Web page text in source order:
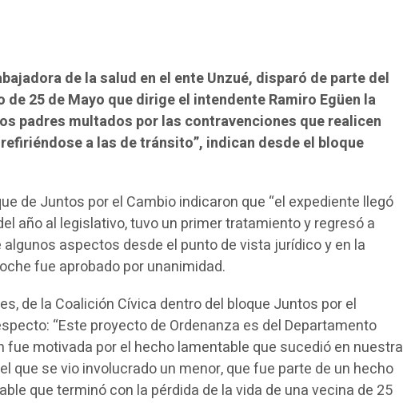
de la salud en el ente Unzué, disparó de parte del
de 25 de Mayo que dirige el intendente Ramiro Egüen la
padres multados por las contravenciones que realicen
a las de tránsito”, indican desde el bloque
de Juntos por el Cambio indicaron que “el expediente llegó
año al legislativo, tuvo un primer tratamiento y regresó a
aspectos desde el punto de vista jurídico y en la
fue aprobado por unanimidad.
de la Coalición Cívica dentro del bloque Juntos por el
“Este proyecto de Ordenanza es del Departamento
fue motivada por el hecho lamentable que sucedió en nuestra
que se vio involucrado un menor, que fue parte de un hecho
que terminó con la pérdida de la vida de una vecina de 25